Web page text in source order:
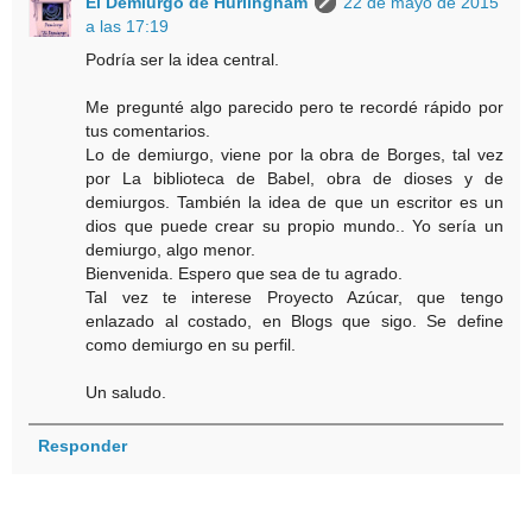
a las 17:19
Podría ser la idea central.
Me pregunté algo parecido pero te recordé rápido por
tus comentarios.
Lo de demiurgo, viene por la obra de Borges, tal vez
por La biblioteca de Babel, obra de dioses y de
demiurgos. También la idea de que un escritor es un
dios que puede crear su propio mundo.. Yo sería un
demiurgo, algo menor.
Bienvenida. Espero que sea de tu agrado.
Tal vez te interese Proyecto Azúcar, que tengo
enlazado al costado, en Blogs que sigo. Se define
como demiurgo en su perfil.
Un saludo.
Responder